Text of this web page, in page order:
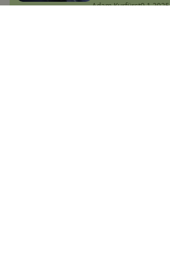
Adam Kurfürst9.1.2025